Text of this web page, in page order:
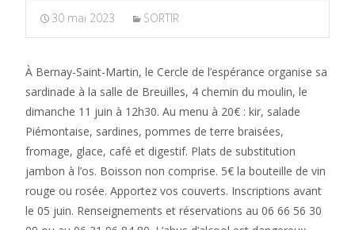
30 mai 2023 SORTIR
À Bernay-Saint-Martin, le Cercle de l’espérance organise sa
sardinade à la salle de Breuilles, 4 chemin du moulin, le
dimanche 11 juin à 12h30. Au menu à 20€ : kir, salade
Piémontaise, sardines, pommes de terre braisées,
fromage, glace, café et digestif. Plats de substitution
jambon à l’os. Boisson non comprise. 5€ la bouteille de vin
rouge ou rosée. Apportez vos couverts. Inscriptions avant
le 05 juin. Renseignements et réservations au 06 66 56 30